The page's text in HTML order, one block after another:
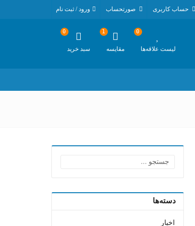
حساب کاربری صورتحساب ورود / ثبت نام
0
لیست علاقه‌ها
1
مقایسه
0
سبد خرید
جستجو
دسته‌ها
اخبار